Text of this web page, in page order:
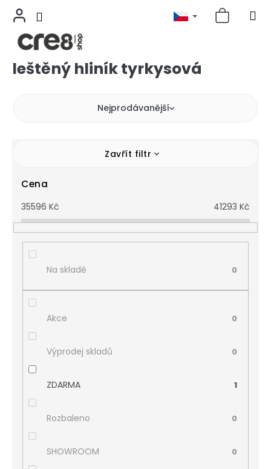
Přejítleštěný hliník tyrkysová
Nejprodávanější
Zavřít filtr
Cena
35596 Kč 41293 Kč
Na skladě 0
Akce 0
Výprodej skladů 0
ZDARMA 1
Rozbaleno 0
SHOWROOM 0